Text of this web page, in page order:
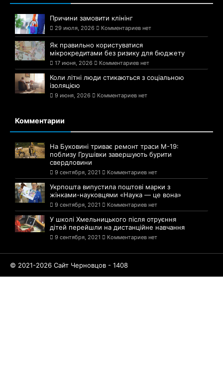
Причини замовити клінінг
29 июля, 2026 Комментариев нет
Як правильно користуватися
мікрокредитами без ризику для бюджету
17 июня, 2026 Комментариев нет
Коли літні люди стикаються з соціальною
ізоляцією
9 июня, 2026 Комментариев нет
Комментарии
На Буковині триває ремонт траси М-19:
поблизу Грушівки завершують бурити
свердловини
9 сентября, 2021 Комментариев нет
Укрпошта випустила поштові марки з
жінками-науковцями «Наука — це вона»
9 сентября, 2021 Комментариев нет
У школі Хмельницького після отруєння
дітей перейшли на дистанційне навчання
9 сентября, 2021 Комментариев нет
© 2021-2026 Сайт Черновцов - 1408